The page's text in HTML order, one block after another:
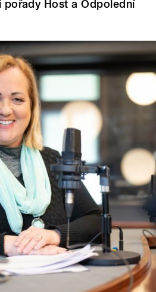
pořady Host a Odpolední